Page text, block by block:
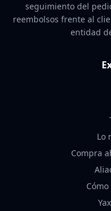
seguimiento del
reembolsos frente al
entidad
Lo
Compra